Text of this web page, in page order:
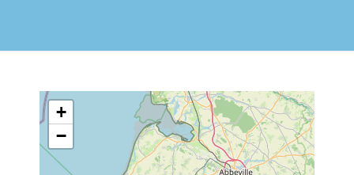
+
−